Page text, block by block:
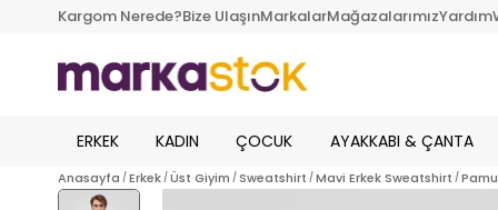
Kargom Nerede?Bize UlaşınMarkalarMağazalarımızYardım
ERKEK KADIN ÇOCUK AYAKKABI & ÇANTA
Anasayfa Erkek Üst Giyim Sweatshirt Mavi Erkek Sweatshirt